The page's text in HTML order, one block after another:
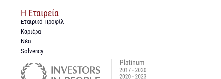
Η Εταιρεία
Εταιρικό Προφίλ
Καριέρα
Νέα
Solvency